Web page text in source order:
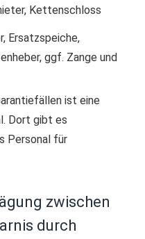
Kettenschloss
Ersatzspeiche,
ggf. Zange und
ist eine
Dort gibt es
Personal für
zwischen
durch